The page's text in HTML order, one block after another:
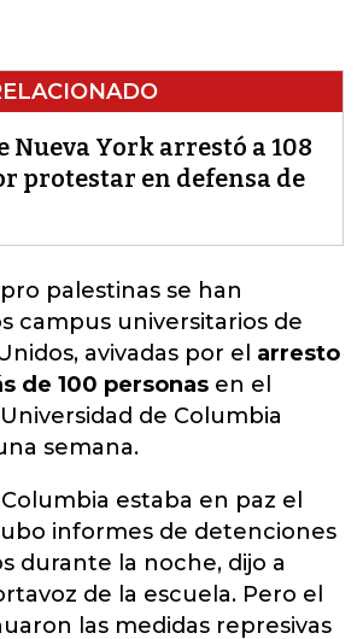
Nueva York arrestó a 108
protestar en defensa de
palestinas se han
campus universitarios de
avivadas por el arresto
de 100 personas en el
de Columbia
semana.
estaba en paz el
informes de detenciones
durante la noche, dijo a
de la escuela. Pero el
las medidas represivas